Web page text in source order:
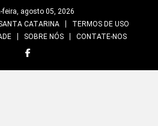
feira, agosto 05, 2026
CATARINA
TERMOS DE USO
SOBRE NÓS CONTATE-NOS